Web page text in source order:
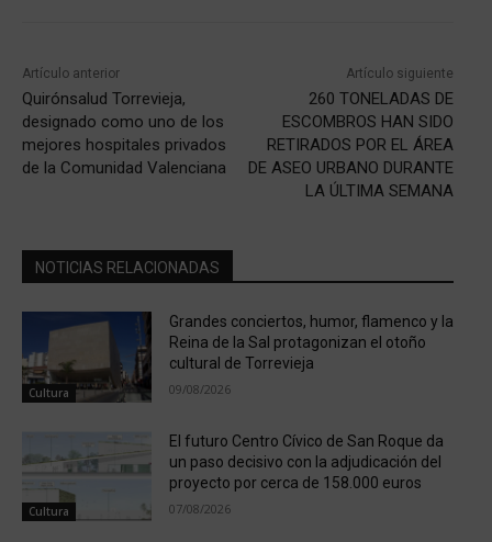
Artículo anterior
Quirónsalud Torrevieja,
designado como uno de los
mejores hospitales privados
de la Comunidad Valenciana
Artículo siguiente
260 TONELADAS DE
ESCOMBROS HAN SIDO
RETIRADOS POR EL ÁREA
DE ASEO URBANO DURANTE
LA ÚLTIMA SEMANA
NOTICIAS RELACIONADAS
Cultura
Grandes conciertos, humor, flamenco y la
Reina de la Sal protagonizan el otoño
cultural de Torrevieja
09/08/2026
Cultura
El futuro Centro Cívico de San Roque da
un paso decisivo con la adjudicación del
proyecto por cerca de 158.000 euros
07/08/2026